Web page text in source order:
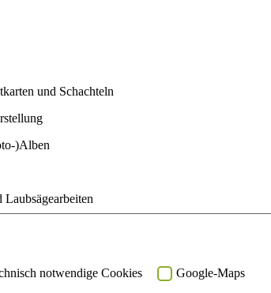
und Schachteln
)Alben
Laubsägearbeiten
Plätzchen
und Likörenotwendige Cookies Google-Maps